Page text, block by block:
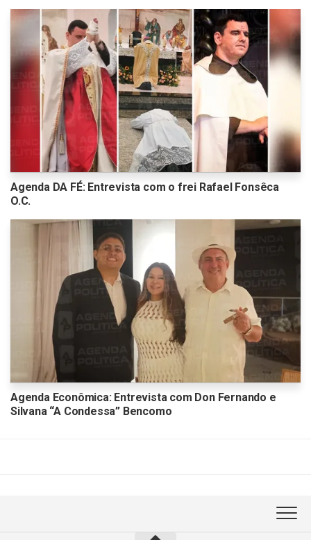
Agenda DA FÉ: Entrevista com o frei Rafael Fonsêca
O.C.
Agenda Econômica: Entrevista com Don Fernando e
Silvana “A Condessa” Bencomo